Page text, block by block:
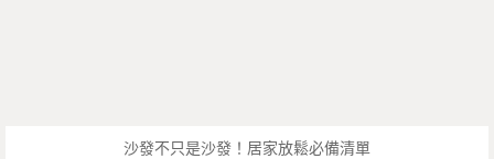
沙發不只是沙發！居家放鬆必備清單